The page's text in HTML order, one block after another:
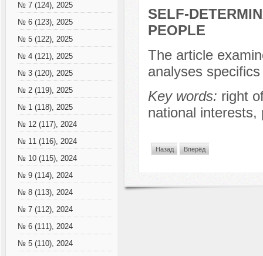
№ 7 (124), 2025
№ 6 (123), 2025
№ 5 (122), 2025
№ 4 (121), 2025
№ 3 (120), 2025
№ 2 (119), 2025
№ 1 (118), 2025
№ 12 (117), 2024
№ 11 (116), 2024
№ 10 (115), 2024
№ 9 (114), 2024
№ 8 (113), 2024
№ 7 (112), 2024
№ 6 (111), 2024
№ 5 (110), 2024
SELF-
PEOPLE
The article
analyses
Key words: right
national interests,
Назад Вперёд